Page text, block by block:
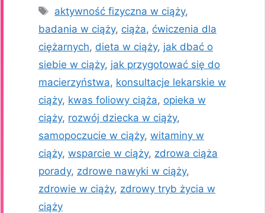
Tagi
aktywność fizyczna w ciąży,
badania w ciąży, ciąża, ćwiczenia dla
ciężarnych, dieta w ciąży, jak dbać o
siebie w ciąży, jak przygotować się do
macierzyństwa, konsultacje lekarskie w
ciąży, kwas foliowy ciąża, opieka w
ciąży, rozwój dziecka w ciąży,
samopoczucie w ciąży, witaminy w
ciąży, wsparcie w ciąży, zdrowa ciąża
porady, zdrowe nawyki w ciąży,
zdrowie w ciąży, zdrowy tryb życia w
ciąży